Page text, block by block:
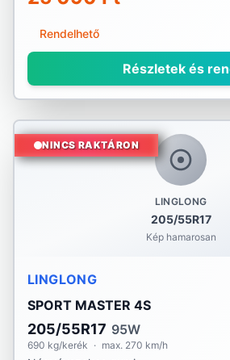
Rendelhető
Részletek és
LINGLONG
205/55R17
Kép hamarosan
NINCS RAKTÁRON
LINGLONG
SPORT MASTER 4S
205/55R17 95W
690 kg/kerék · max. 270 km/h